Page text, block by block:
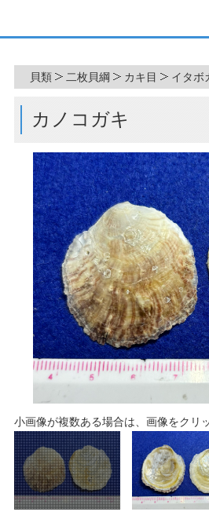
貝類 二枚貝綱 カキ目 イタボ
カノコガキ
小画像が複数ある場合は、画像をクリ